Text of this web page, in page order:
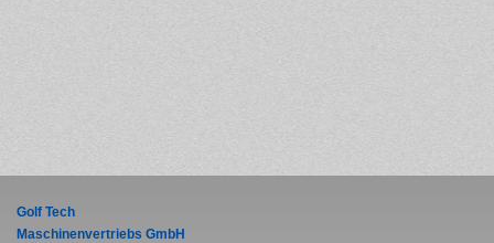
Golf Tech
Maschinenvertriebs GmbH